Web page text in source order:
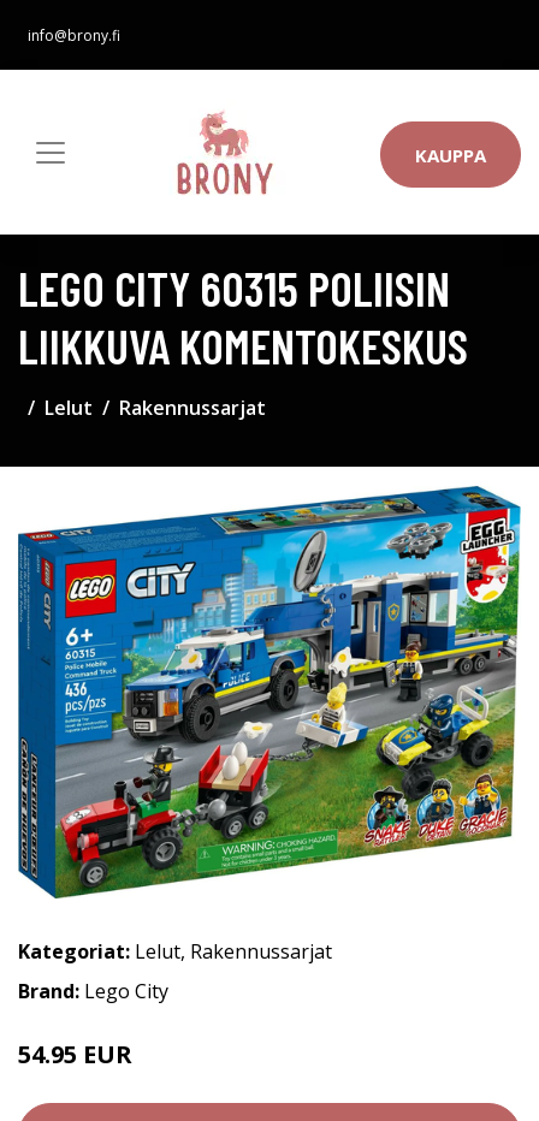
info@brony.fi
KAUPPA
LEGO CITY 60315 POLIISIN
LIIKKUVA KOMENTOKESKUS
Lelut Rakennussarjat
Kategoriat: Lelut, Rakennussarjat
Brand: Lego City
54.95 EUR